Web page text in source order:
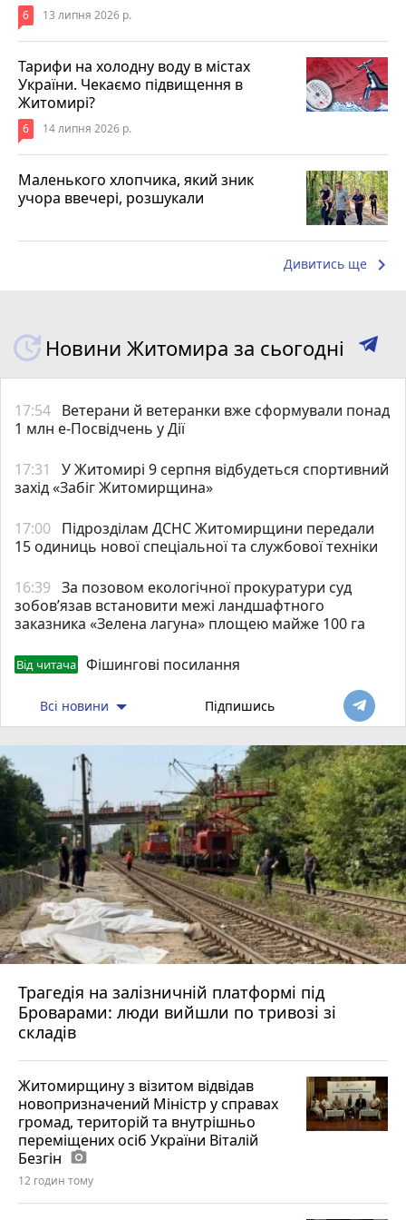
6 13 липня 2026 р.
Тарифи на холодну воду в містах
України. Чекаємо підвищення в
Житомирі?
6 14 липня 2026 р.
Маленького хлопчика, який зник
учора ввечері, розшукали
Дивитись ще keyboard_arrow_right
Новини Житомира за сьогодні
17:54 Ветерани й ветеранки вже сформували понад
1 млн е-Посвідчень у Дії
17:31
У Житомирі 9 серпня відбудеться спортивний
захід «Забіг Житомирщина»
17:00 Підрозділам ДСНС Житомирщини передали
15 одиниць нової спеціальної та службової техніки
16:39 За позовом екологічної прокуратури суд
зобов’язав встановити межі ландшафтного
заказника «Зелена лагуна» площею майже 100 га
Від читача Фішингові посилання
Всі новини Підпишись
Трагедія на залізничній платформі під
Броварами: люди вийшли по тривозі зі
складів
Житомирщину з візитом відвідав
новопризначений Міністр у справах
громад, територій та внутрішньо
переміщених осіб України Віталій
Безгін photo_camera
12 годин тому